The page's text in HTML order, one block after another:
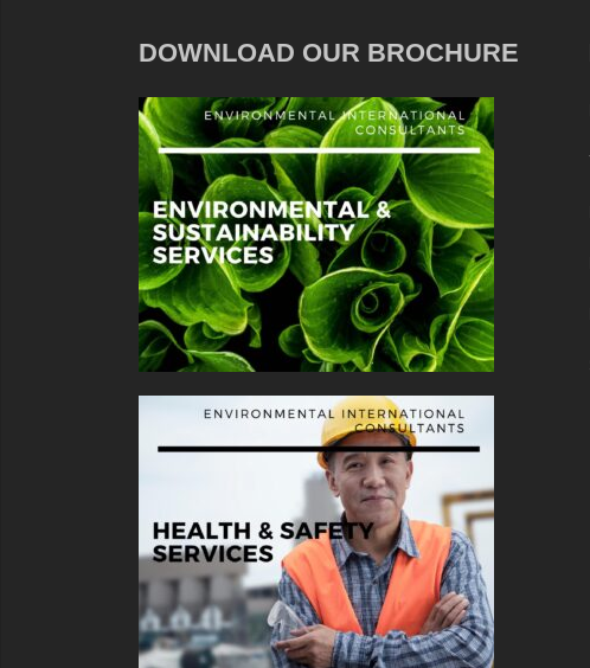
DOWNLOAD OUR BROCHURE